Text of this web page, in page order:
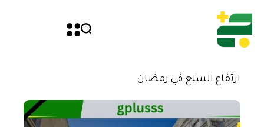
ارتفاع السلع في رمضان